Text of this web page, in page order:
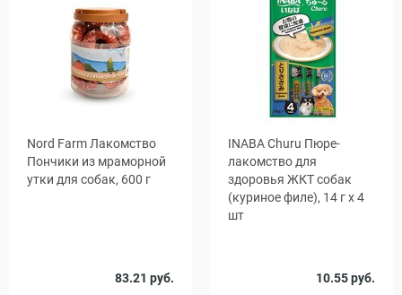
Nord Farm Лакомство
Пончики из мраморной
утки для собак, 600 г
83.21 руб.
INABA Churu Пюре-
лакомство для
здоровья ЖКТ собак
(куриное филе), 14 г x 4
шт
10.55 руб.
1 48